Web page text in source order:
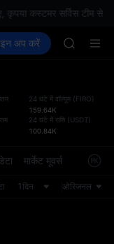
कस्टमर सर्विस टीम से
फ़्यूचर्स UNITREE कमाएँ
अप करें
SKYAI
HFT
SPCX
HFT
SPCX
को
24 घंटे में वॉल्यूम (FIRO)
159.64K
24 घंटे में राशि (USDT)
100.84K
मार्केट मूवर्स
1दिन ओरिजनल